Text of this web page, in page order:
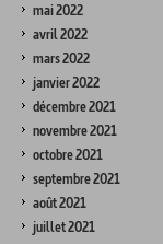
mai 2022
avril 2022
mars 2022
janvier 2022
décembre 2021
novembre 2021
octobre 2021
septembre 2021
août 2021
juillet 2021